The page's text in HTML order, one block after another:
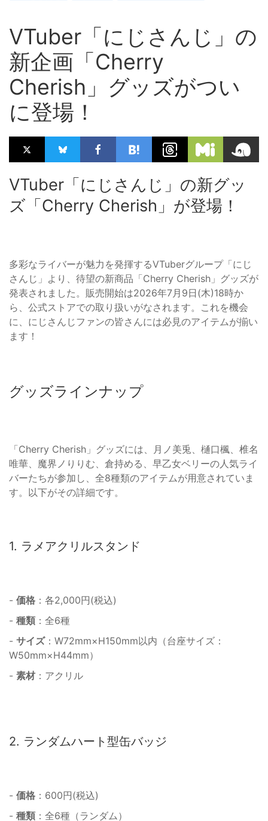
VTuber「にじさんじ」の
新企画「Cherry
Cherish」グッズがつい
に登場！
VTuber「にじさんじ」の新グッ
ズ「Cherry Cherish」が登場！
多彩なライバーが魅力を発揮するVTuberグループ「にじ
さんじ」より、待望の新商品「Cherry Cherish」グッズが
発表されました。販売開始は2026年7月9日(木)18時か
ら、公式ストアでの取り扱いがなされます。これを機会
に、にじさんじファンの皆さんには必見のアイテムが揃い
ます！
グッズラインナップ
「Cherry Cherish」グッズには、月ノ美兎、樋口楓、椎名
唯華、魔界ノりりむ、倉持める、早乙女ベリーの人気ライ
バーたちが参加し、全8種類のアイテムが用意されていま
す。以下がその詳細です。
1. ラメアクリルスタンド
- 価格 ：各2,000円(税込)
- 種類 ：全6種
- サイズ：W72mm×H150mm以内（台座サイズ：
W50mm×H44mm）
- 素材 ：アクリル
2. ランダムハート型缶バッジ
- 価格 ：600円(税込)
- 種類 ：全6種（ランダム）